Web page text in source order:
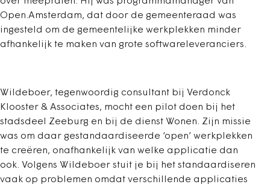
Open.Amsterdam, dat door de gemeenteraad was
ingesteld om de gemeentelijke werkplekken minder
afhankelijk te maken van grote softwareleveranciers.
Wildeboer, tegenwoordig consultant bij Verdonck
Klooster & Associates, mocht een pilot doen bij het
stadsdeel Zeeburg en bij de dienst Wonen. Zijn missie
was om daar gestandaardiseerde ‘open’ werkplekken
te creëren, onafhankelijk van welke applicatie dan
ook. Volgens Wildeboer stuit je bij het standaardiseren
vaak op problemen omdat verschillende applicaties